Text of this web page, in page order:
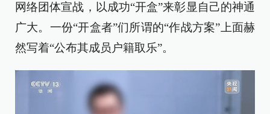
网络团体宣战，以成功“开盒”来彰显自己的神通
广大。一份“开盒者”们所谓的“作战方案”上面赫
然写着“公布其成员户籍取乐”。